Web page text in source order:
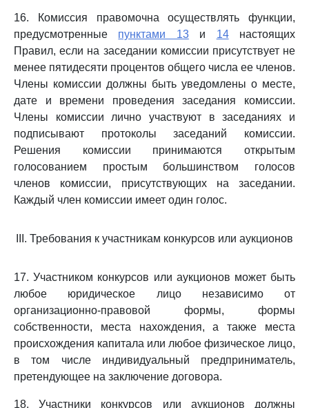
16. Комиссия правомочна осуществлять функции,
предусмотренные пунктами 13и 14настоящих
Правил, если на заседании комиссии присутствует не
менее пятидесяти процентов общего числа ее членов.
Члены комиссии должны быть уведомлены о месте,
дате и времени проведения заседания комиссии.
Члены комиссии лично участвуют в заседаниях и
подписывают протоколы заседаний комиссии.
Решения комиссии принимаются открытым
голосованием простым большинством голосов
членов комиссии, присутствующих на заседании.
Каждый член комиссии имеет один голос.
III. Требования к участникам конкурсов или аукционов
17. Участником конкурсов или аукционов может быть
любое юридическое лицо независимо от
организационно-правовой формы, формы
собственности, места нахождения, а также места
происхождения капитала или любое физическое лицо,
в том числе индивидуальный предприниматель,
претендующее на заключение договора.
18. Участники конкурсов или аукционов должны